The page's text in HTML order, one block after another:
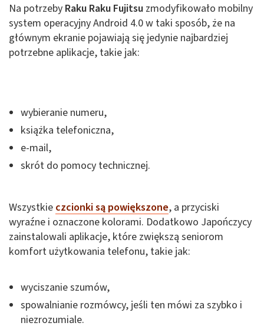
Na potrzeby Raku Raku Fujitsu zmodyfikowało mobilny
system operacyjny Android 4.0 w taki sposób, że na
głównym ekranie pojawiają się jedynie najbardziej
potrzebne aplikacje, takie jak:
wybieranie numeru,
książka telefoniczna,
e-mail,
skrót do pomocy technicznej.
Wszystkie czcionki są powiększone, a przyciski
wyraźne i oznaczone kolorami. Dodatkowo Japończycy
zainstalowali aplikacje, które zwiększą seniorom
komfort użytkowania telefonu, takie jak:
wyciszanie szumów,
spowalnianie rozmówcy, jeśli ten mówi za szybko i
niezrozumiale.